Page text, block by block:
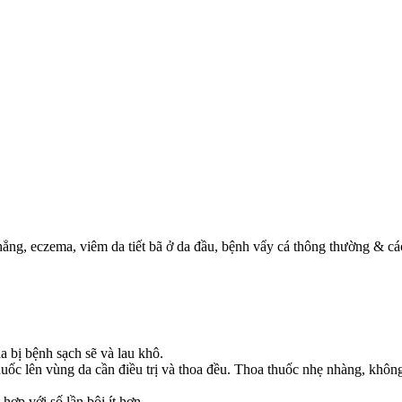
eczema, viêm da tiết bã ở da đầu, bệnh vẩy cá thông thường &
bị bệnh sạch sẽ và lau khô.
lên vùng da cần điều trị và thoa đều. Thoa thuốc nhẹ nhàng,